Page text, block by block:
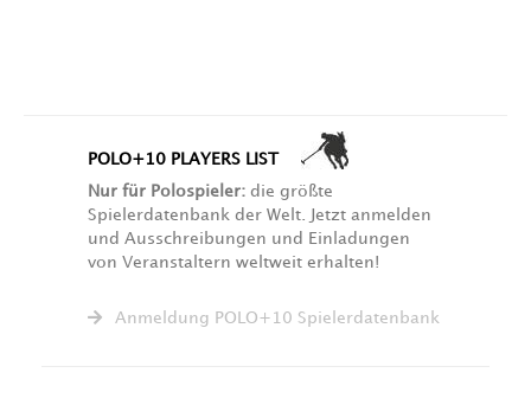
POLO+10 PLAYERS LIST
Nur für Polospieler: die größte
Spielerdatenbank der Welt. Jetzt anmelden
und Ausschreibungen und Einladungen
von Veranstaltern weltweit erhalten!
Anmeldung POLO+10 Spielerdatenbank